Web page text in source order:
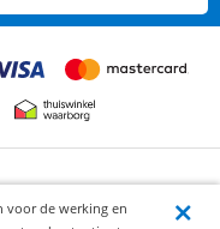
beoordelingen
voor de werking en